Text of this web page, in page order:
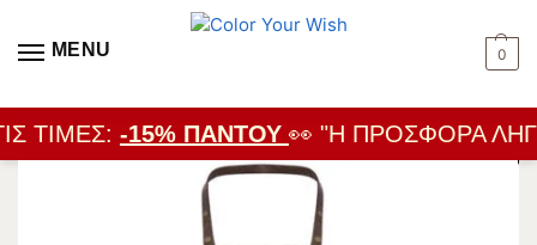
MENU 0
ΤΙΜΈΣ:-15% ΠΑΝΤΟΎ👀 "Η ΠΡΟΣΦΟΡΆ